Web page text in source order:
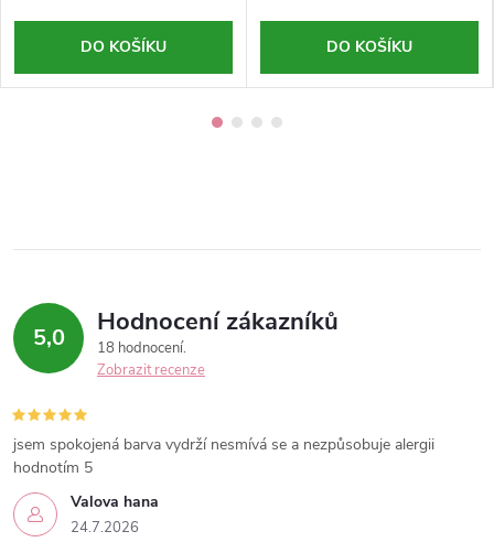
DO KOŠÍKU DO KOŠÍKU
5,0 Hodnocení zákazníků
18 hodnocení
Zobrazit recenze
Valova hana
24.7.2026
jsem spokojená barva vydrží nesmívá se a nezpůsobuje alergii
hodnotím 5